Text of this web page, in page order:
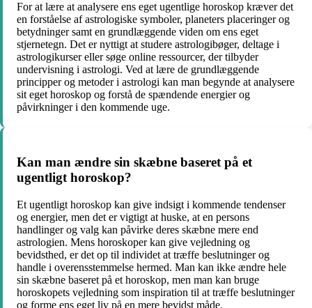
For at lære at analysere ens eget ugentlige horoskop kræver det
en forståelse af astrologiske symboler, planeters placeringer og
betydninger samt en grundlæggende viden om ens eget
stjernetegn. Det er nyttigt at studere astrologibøger, deltage i
astrologikurser eller søge online ressourcer, der tilbyder
undervisning i astrologi. Ved at lære de grundlæggende
principper og metoder i astrologi kan man begynde at analysere
sit eget horoskop og forstå de spændende energier og
påvirkninger i den kommende uge.
Kan man ændre sin skæbne baseret på et
ugentligt horoskop?
Et ugentligt horoskop kan give indsigt i kommende tendenser
og energier, men det er vigtigt at huske, at en persons
handlinger og valg kan påvirke deres skæbne mere end
astrologien. Mens horoskoper kan give vejledning og
bevidsthed, er det op til individet at træffe beslutninger og
handle i overensstemmelse hermed. Man kan ikke ændre hele
sin skæbne baseret på et horoskop, men man kan bruge
horoskopets vejledning som inspiration til at træffe beslutninger
og forme ens eget liv på en mere bevidst måde.